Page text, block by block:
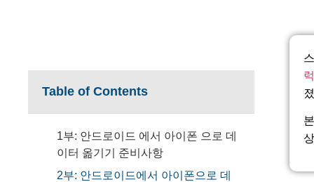
Table of Contents
1부: 안드로이드 에서 아이폰 으로 데
이터 옮기기 준비사항
2부: 안드로이드에서 아이폰으로 데